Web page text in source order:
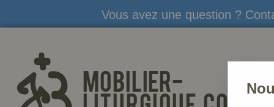
Vous avez une question ?